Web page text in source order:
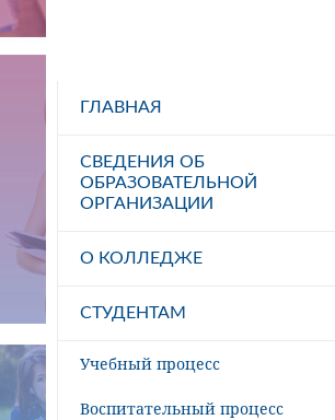
ГЛАВНАЯ
СВЕДЕНИЯ ОБ
ОБРАЗОВАТЕЛЬНОЙ
ОРГАНИЗАЦИИ
О КОЛЛЕДЖЕ
СТУДЕНТАМ
Учебный процесс
Воспитательный процесс